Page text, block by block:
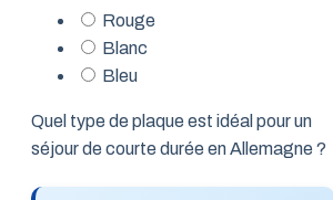
Rouge
Blanc
Bleu
Quel type de plaque est idéal pour un
séjour de courte durée en Allemagne ?